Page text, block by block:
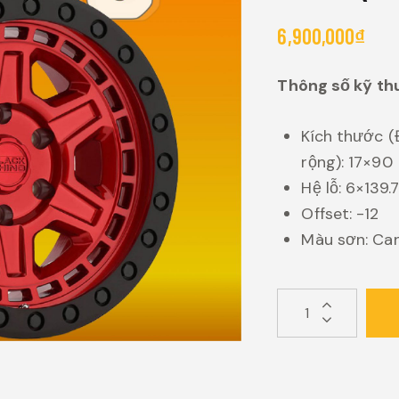
6,900,000₫
Thông số kỹ
Kích thước
rộng): 17×90
Hệ lỗ:
Offset: -12
Màu sơn: